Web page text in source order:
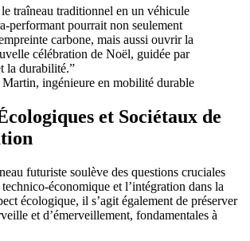
traîneau traditionnel en un véhicule
performant pourrait non seulement
carbone, mais aussi ouvrir la
célébration de Noël, guidée par
la durabilité.”
ingénieure en mobilité durable
et Sociétaux de
futuriste soulève des questions cruciales
économique et l’intégration dans la
écologique, il s’agit également de préserver
et d’émerveillement, fondamentales à